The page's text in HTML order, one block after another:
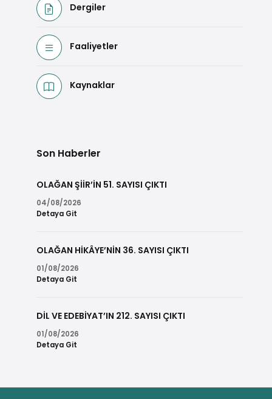
Dergiler
Faaliyetler
Kaynaklar
Son Haberler
OLAĞAN ŞİİR’İN 51. SAYISI ÇIKTI
04/08/2026
Detaya Git
OLAĞAN HİKÂYE’NİN 36. SAYISI ÇIKTI
01/08/2026
Detaya Git
DİL VE EDEBİYAT’IN 212. SAYISI ÇIKTI
01/08/2026
Detaya Git